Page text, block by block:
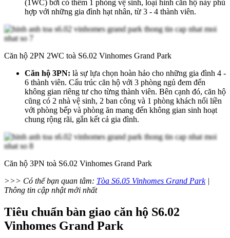
(1WC) bởi có thêm 1 phòng vệ sinh, loại hình căn hộ này phù
hợp với những gia đình hạt nhân, từ 3 - 4 thành viên.
Căn hộ 2PN 2WC toà S6.02 Vinhomes Grand Park
Căn hộ 3PN: là sự lựa chọn hoàn hảo cho những gia đình 4 -
6 thành viên. Cấu trúc căn hộ với 3 phòng ngủ đem đến
không gian riêng tư cho từng thành viên. Bên cạnh đó, căn hộ
cũng có 2 nhà vệ sinh, 2 ban công và 1 phòng khách nối liền
với phòng bếp và phòng ăn mang đến không gian sinh hoạt
chung rộng rãi, gắn kết cả gia đình.
Căn hộ 3PN toà S6.02 Vinhomes Grand Park
>>> Có thể bạn quan tâm: Tòa S6.05 Vinhomes Grand Park|
Thông tin cập nhật mới nhất
Tiêu chuẩn bàn giao căn hộ S6.02
Vinhomes Grand Park